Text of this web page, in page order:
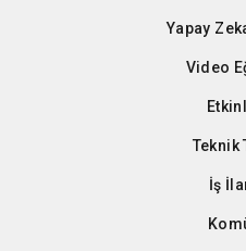
Yapay
Video
Teknik
İş